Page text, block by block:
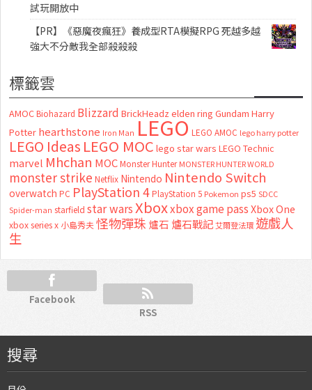
試玩開放中
【PR】《惡魔夜瘋狂》養成型RTA模擬RPG 死越多越
強大不分敵我全部殺殺殺
標籤雲
AMOC Biohazard Blizzard BrickHeadz elden ring Gundam Harry
Potter hearthstone Iron Man LEGO LEGO AMOC lego harry potter
LEGO Ideas LEGO MOC lego star wars LEGO Technic
marvel Mhchan MOC Monster Hunter MONSTER HUNTER WORLD
monster strike Netflix Nintendo Nintendo Switch
overwatch PC PlayStation 4 PlayStation 5 Pokemon ps5 SDCC
Spider-man starfield star warsXboxxbox game passXbox One
xbox series x 小島秀夫怪物彈珠 爐石 爐石戰記艾爾登法環 遊戲人
生
Facebook
RSS
搜尋